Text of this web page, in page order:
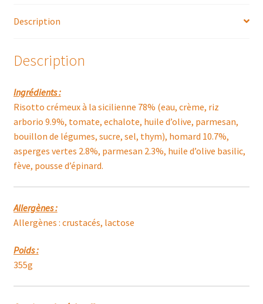
SICILIENNE,
Description
Description
Ingrédients :
Risotto crémeux à la sicilienne 78% (eau, crème, riz
arborio 9.9%, tomate, echalote, huile d’olive, parmesan,
bouillon de légumes, sucre, sel, thym), homard 10.7%,
asperges vertes 2.8%, parmesan 2.3%, huile d’olive basilic,
fève, pousse d’épinard.
Allergènes :
Allergènes : crustacés, lactose
Poids :
355g